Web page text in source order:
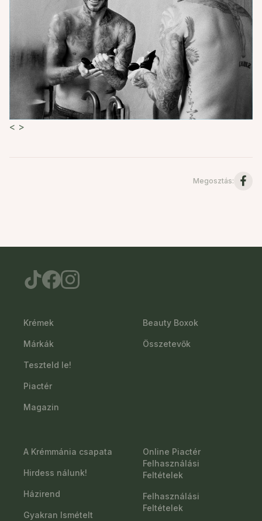
< >
Megosztás:
Krémek
Márkák
Teszteld le!
Piactér
Magazin
Beauty Boxok
Összetevők
A Krémmánia csapata
Hirdess nálunk!
Házirend
Gyakran Ismételt
Online Piactér
Felhasználási
Feltételek
Felhasználási
Feltételek